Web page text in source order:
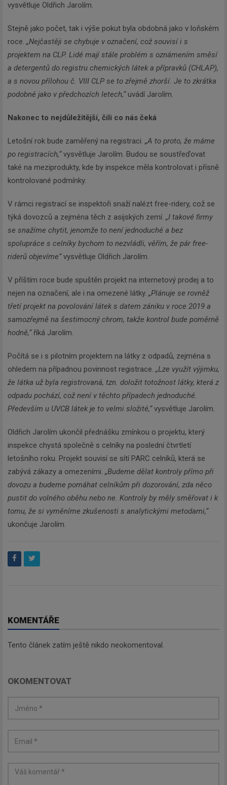
vysvětluje Oldřich Jarolím.
Stejně jako počet, tak i výše pokut byla obdobná jako v loňském
roce. „Nejčastěji se chybuje v označení, což souvisí i s
projektem na CLP. Lidé mají stále problém s oznámením směsí
a detergentů do registru chemických látek a přípravků (CHLAP),
a s novou přílohou č. VIII CLP se to zřejmě zhorší. Je to zkrátka
podobné jako v předchozích letech,“ uvádí Jarolím.
Nakonec to nejdůležitější, čili co nás čeká
Letošní rok bude zaměřený na registraci. „A to proto, že máme
po registracích,“vysvětluje Jarolím. Budou se soustřeďovat
také na meziprodukty, kde by inspekce měla kontrolovat i přísně
kontrolované podmínky.
V rámci registrací se inspektoři snaží nalézt free-ridery, což se
týká dovozců a zejména těch z asijských zemí. „I takové firmy
se snažíme chytit, jenomže to není jednoduché a bez
spolupráce s celníky bychom to nezvládli, věřím, že pár free-
riderů objevíme“vysvětluje Oldřich Jarolím.
V příštím roce bude spuštěn projekt na internetový prodej a to
nejen na označení, ale i na omezené látky. „Plánuje se rovněž
třetí projekt na povolování látek s datem zániku v roce 2019 a
samozřejmě na šestimocný chrom, takže kontrol bude poměrně
hodně,“říká Jarolím.
Počítá se i s pilotním projektem na látky z odpadů, zejména s
ohledem na případnou povinnost registrace. „Lze využít výjimku,
že látka už byla registrovaná, tzn. doložit totožnost látky, která z
odpadu pochází, což není v těchto případech jednoduché.
Především u UVCB látek je to velmi složité,“vysvětluje Jarolím.
Oldřich Jarolím ukončil přednášku zmínkou o projektu, který
inspekce chystá společně s celníky na poslední čtvrtletí
letošního roku. Projekt souvisí se sítí PARC celníků, která se
zabývá zákazy a omezeními. „Budeme dělat kontroly přímo při
dovozu a budeme pomáhat celníkům při dozorování, zda něco
pustit do volného oběhu nebo ne. Kontroly by měly směřovat i k
tomu, že si vyměníme zkušenosti s analytickými metodami,“
ukončuje Jarolím.
KOMENTÁŘE
Tento článek zatím ještě nikdo neokomentoval.
OKOMENTOVAT
Newsletter